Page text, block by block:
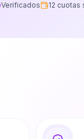
Verificados 12 cuotas